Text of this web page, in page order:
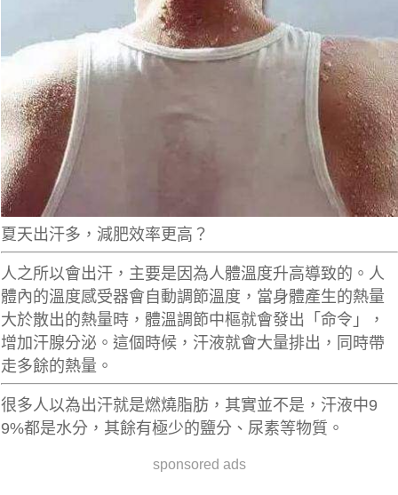
夏天出汗多，減肥效率更高？
人之所以會出汗，主要是因為人體溫度升高導致的。人
體內的溫度感受器會自動調節溫度，當身體產生的熱量
大於散出的熱量時，體溫調節中樞就會發出「命令」，
增加汗腺分泌。這個時候，汗液就會大量排出，同時帶
走多餘的熱量。
很多人以為出汗就是燃燒脂肪，其實並不是，汗液中9
9%都是水分，其餘有極少的鹽分、尿素等物質。
sponsored ads